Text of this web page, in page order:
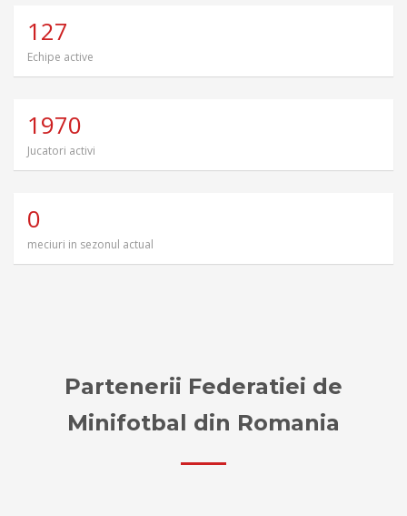
127
Echipe active
1970
Jucatori activi
0
meciuri in sezonul actual
Partenerii Federatiei de
Minifotbal din Romania